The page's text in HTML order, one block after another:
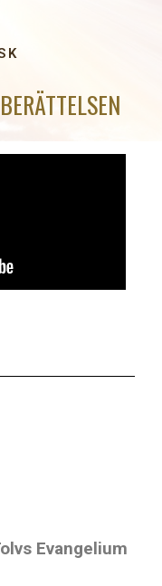
Evangelium